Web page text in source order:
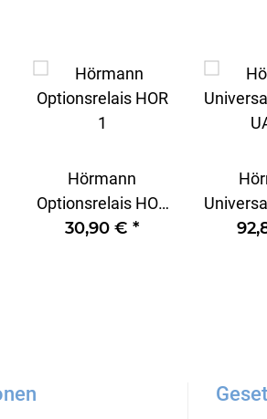
Hörmann
Optionsrelais HOR
1
30,90 € *